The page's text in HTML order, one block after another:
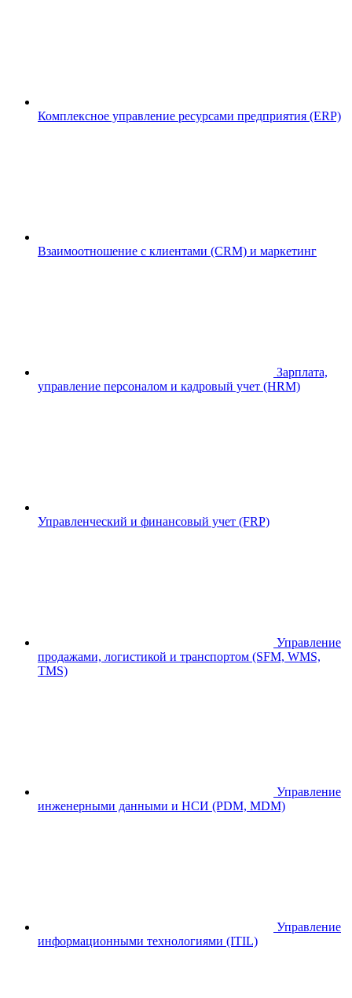
Комплексное управление ресурсами предприятия (ERP)
Взаимоотношение с клиентами (CRM) и маркетинг
Зарплата,
управление персоналом и кадровый учет (HRM)
Управленческий и финансовый учет (FRP)
Управление
продажами, логистикой и транспортом (SFM, WMS,
TMS)
Управление
инженерными данными и НСИ (PDM, MDM)
Управление
информационными технологиями (ITIL)